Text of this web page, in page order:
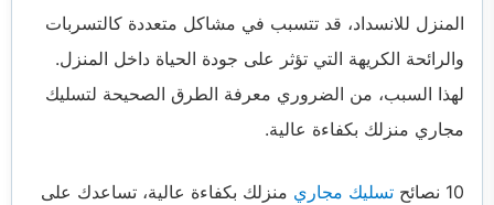
المنزل للانسداد، قد تتسبب في مشاكل متعددة كالتسربات
والرائحة الكريهة التي تؤثر على جودة الحياة داخل المنزل.
لهذا السبب، من الضروري معرفة الطرق الصحيحة لتسليك
مجاري منزلك بكفاءة عالية.
10 نصائح تسليك مجاري منزلك بكفاءة عالية، تساعدك على